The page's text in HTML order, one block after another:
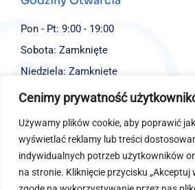
Cenimy prywatność
Używamy plików cookie, aby poprawić
wyświetlać reklamy lub treści
indywidualnych potrzeb użytkowników
na stronie. Kliknięcie przycisku „Akceptuj
Pon - Pt: 9:00 - 19:00
Sobota: Zamknięte
Niedziela: Zamknięte
Dane Kontaktowe
Fundacja EJBISI
ul. Św. Stanisława 4,
40-014 Katowice
(+48) 577 726 100